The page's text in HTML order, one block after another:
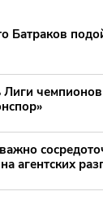
Батраков
Лиги
агентских